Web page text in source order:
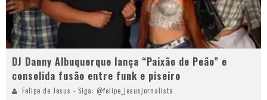
DJ Danny Albuquerque lança “Paixão de Peão” e
consolida fusão entre funk e piseiro
Felipe de Jesus - Siga: @felipe_jesusjornalista